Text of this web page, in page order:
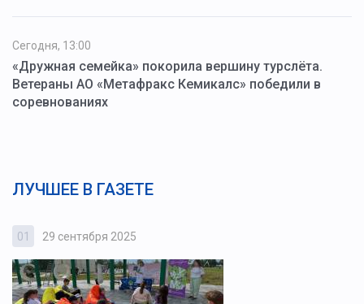
Сегодня, 13:00
«Дружная семейка» покорила вершину турслёта.
Ветераны АО «Метафракс Кемикалс» победили в
соревнованиях
ЛУЧШЕЕ В ГАЗЕТЕ
01 29 сентября 2025